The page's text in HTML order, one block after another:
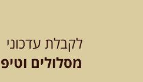
למגוון רכבי שטח
בחרנו לילה מיוחד לטיול מיוחד!
השמיים יהיו נקיים, הכוכבים ...
לקבלת עדכוני
מסלולים